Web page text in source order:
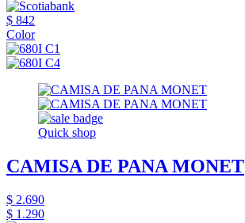
$ 842
Color
Quick shop
CAMISA DE PANA MONET
$ 2.690
$ 1.290